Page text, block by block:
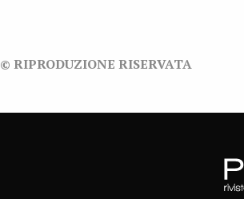
© RIPRODUZIONE RISERVATA